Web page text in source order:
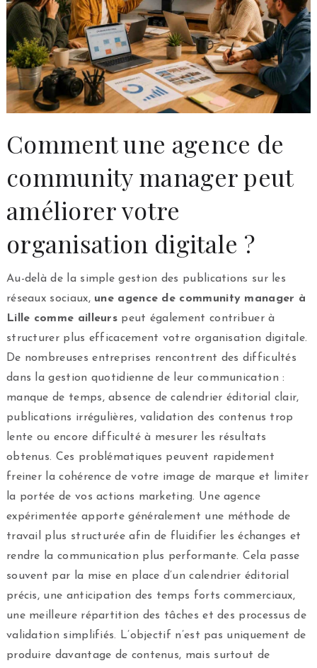
Comment une agence de
community manager peut
améliorer votre
organisation digitale ?
Au-delà de la simple gestion des publications sur les
réseaux sociaux,une agence de community manager à
Lille comme ailleurs peut également contribuer à
structurer plus efficacement votre organisation digitale.
De nombreuses entreprises rencontrent des difficultés
dans la gestion quotidienne de leur communication :
manque de temps, absence de calendrier éditorial clair,
publications irrégulières, validation des contenus trop
lente ou encore difficulté à mesurer les résultats
obtenus. Ces problématiques peuvent rapidement
freiner la cohérence de votre image de marque et limiter
la portée de vos actions marketing. Une agence
expérimentée apporte généralement une méthode de
travail plus structurée afin de fluidifier les échanges et
rendre la communication plus performante. Cela passe
souvent par la mise en place d’un calendrier éditorial
précis, une anticipation des temps forts commerciaux,
une meilleure répartition des tâches et des processus de
validation simplifiés. L’objectif n’est pas uniquement de
produire davantage de contenus, mais surtout de